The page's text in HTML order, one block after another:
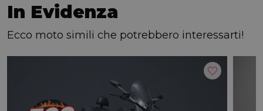
In Evidenza
Ecco moto simili che potrebbero interessarti!